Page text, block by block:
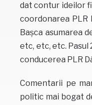
dat contur ideilor
coordonarea PLR
Bașca asumarea
etc, etc, etc. Pasul
conducerea PLR
Comentarii pe
politic mai bogat